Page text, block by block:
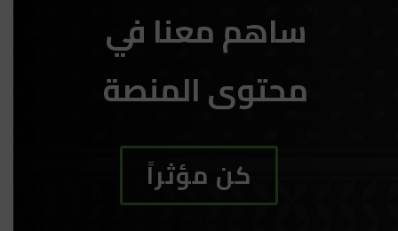
ساهم معنا في
محتوى المنصة
كن مؤثراً